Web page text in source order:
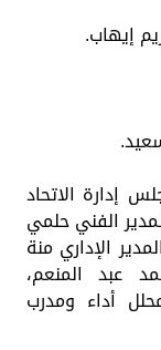
إيهاب.
إدارة الاتحاد
الفني حلمي
الإداري منة
عبد المنعم،
أداء ومدرب